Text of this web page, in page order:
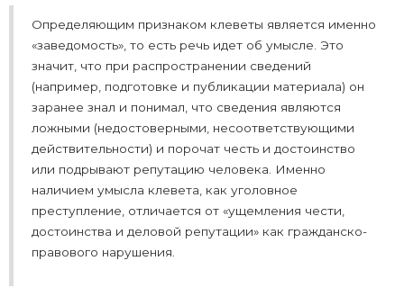
Определяющим признаком клеветы является именно
«заведомость», то есть речь идет об умысле. Это
значит, что при распространении сведений
(например, подготовке и публикации материала) он
заранее знал и понимал, что сведения являются
ложными (недостоверными, несоответствующими
действительности) и порочат честь и достоинство
или подрывают репутацию человека. Именно
наличием умысла клевета, как уголовное
преступление, отличается от «ущемления чести,
достоинства и деловой репутации» как гражданско-
правового нарушения.